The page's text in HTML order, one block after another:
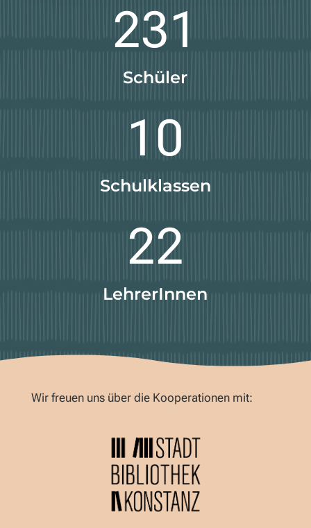
231
Schüler
10
Schulklassen
22
LehrerInnen
Wir freuen uns über die Kooperationen mit: